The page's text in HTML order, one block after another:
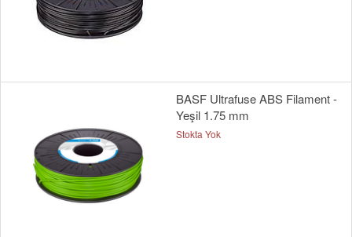
BASF Ultrafuse ABS Filament -
Yeşil 1.75 mm
Stokta Yok